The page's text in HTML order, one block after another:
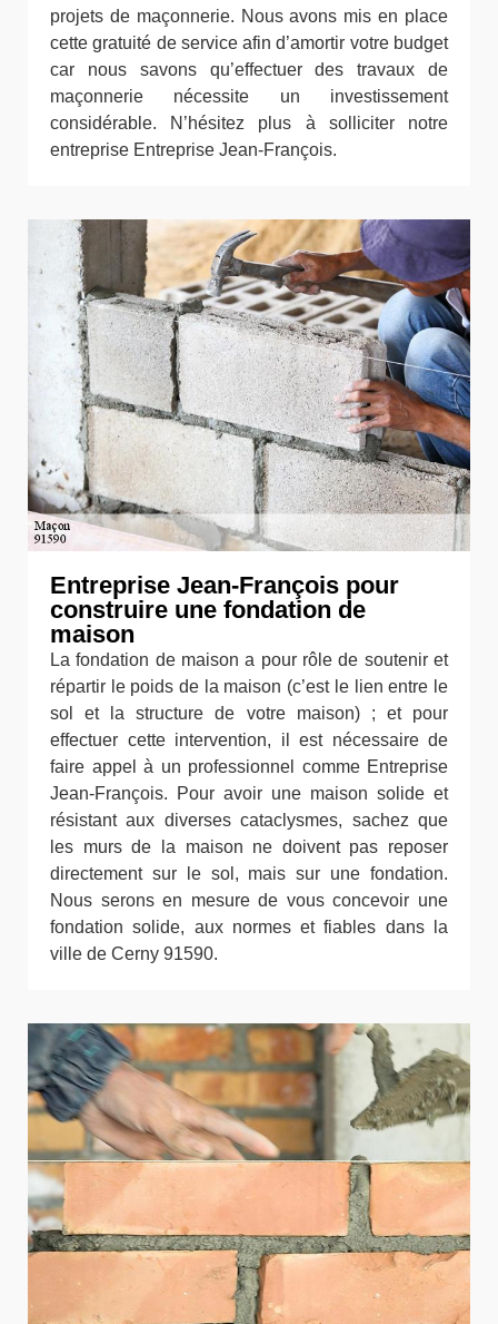
projets de maçonnerie. Nous avons mis en place
cette gratuité de service afin d’amortir votre budget
car nous savons qu’effectuer des travaux de
maçonnerie nécessite un investissement
considérable. N’hésitez plus à solliciter notre
entreprise Entreprise Jean-François.
Entreprise Jean-François pour
construire une fondation de
maison
La fondation de maison a pour rôle de soutenir et
répartir le poids de la maison (c’est le lien entre le
sol et la structure de votre maison) ; et pour
effectuer cette intervention, il est nécessaire de
faire appel à un professionnel comme Entreprise
Jean-François. Pour avoir une maison solide et
résistant aux diverses cataclysmes, sachez que
les murs de la maison ne doivent pas reposer
directement sur le sol, mais sur une fondation.
Nous serons en mesure de vous concevoir une
fondation solide, aux normes et fiables dans la
ville de Cerny 91590.